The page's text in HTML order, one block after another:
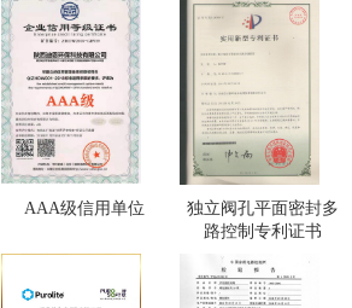
AAA级信用单位
独立阀孔平面密封多
路控制专利证书